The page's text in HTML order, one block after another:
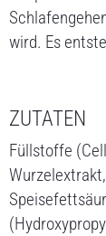
wird. Es
ZUTATEN
Füllstoffe